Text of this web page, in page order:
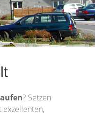
? Setzen
exzellenten,